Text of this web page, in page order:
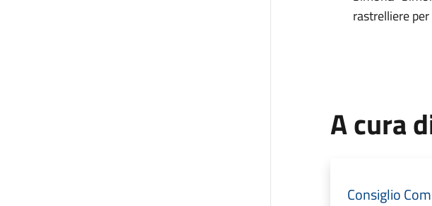
rastrelliere
A cura
Consiglio